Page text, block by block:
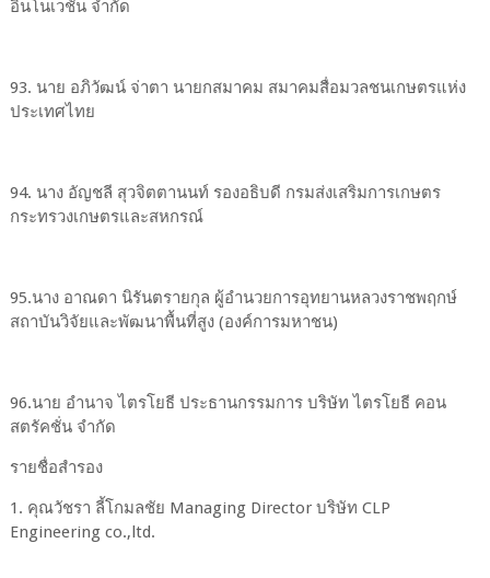
อินโนเวชั่น จำกัด
93. นาย อภิวัฒน์ จ่าตา นายกสมาคม สมาคมสื่อมวลชนเกษตรแห่ง
ประเทศไทย
94. นาง อัญชลี สุวจิตตานนท์ รองอธิบดี กรมส่งเสริมการเกษตร
กระทรวงเกษตรและสหกรณ์
95.นาง อาณดา นิรันตรายกุล ผู้อำนวยการอุทยานหลวงราชพฤกษ์
สถาบันวิจัยและพัฒนาพื้นที่สูง (องค์การมหาชน)
96.นาย อำนาจ ไตรโยธี ประธานกรรมการ บริษัท ไตรโยธี คอน
สตรัคชั่น จำกัด
รายชื่อสำรอง
1. คุณวัชรา ลี้โกมลชัย Managing Director บริษัท CLP
Engineering co.,ltd.